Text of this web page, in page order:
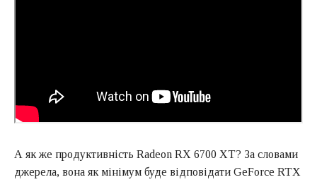
А як же продуктивність Radeon RX 6700 XT? За словами
джерела, вона як мінімум буде відповідати GeForce RTX